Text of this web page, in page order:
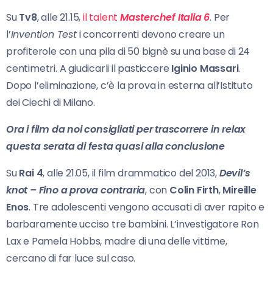
SuTv8, alle 21.15,il talentMasterchef Italia 6. Per
l’Invention Testi concorrenti devono creare un
profiterole con una pila di 50 bignè su una base di 24
centimetri. A giudicarli il pasticcere Iginio Massari.
Dopo l’eliminazione, c’è la prova in esterna all’Istituto
dei Ciechi di Milano.
Ora i film da noi consigliati per trascorrere in relax
questa serata di festa quasi alla conclusione
SuRai 4, alle 21.05, il film drammatico del 2013,Devil’s
knot – Fino a prova contraria, con Colin Firth,Mireille
Enos. Tre adolescenti vengono accusati di aver rapito e
barbaramente ucciso tre bambini. L’investigatore Ron
Lax e Pamela Hobbs, madre di una delle vittime,
cercano di far luce sul caso.